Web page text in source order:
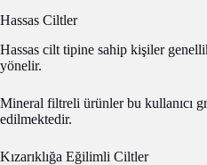
Hassas Ciltler
Hassas cilt tipine sahip kişiler
yönelir.
Mineral filtreli ürünler bu kullanıcı
edilmektedir.
Kızarıklığa Eğilimli Ciltler